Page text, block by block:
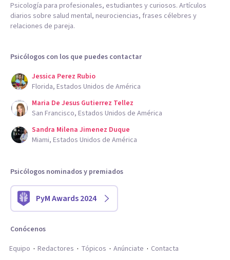
Psicología para profesionales, estudiantes y curiosos. Artículos
diarios sobre salud mental, neurociencias, frases célebres y
relaciones de pareja.
Psicólogos con los que puedes contactar
Jessica Perez Rubio
Florida, Estados Unidos de América
Maria De Jesus Gutierrez Tellez
San Francisco, Estados Unidos de América
Sandra Milena Jimenez Duque
Miami, Estados Unidos de América
Psicólogos nominados y premiados
PyM Awards 2024
Conócenos
Equipo
Redactores Tópicos Anúnciate Contacta